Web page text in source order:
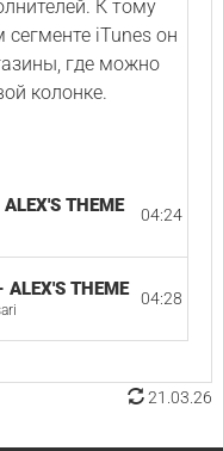
К тому
сегменте iTunes он
где можно
колонке.
THEME 04:24
ALEX'S THEME 04:28
21.03.26